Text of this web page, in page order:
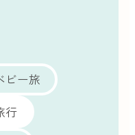
ビー旅
行